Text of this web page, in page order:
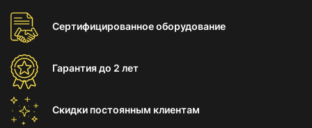
Сертифицированноеоборудование
Гарантиядо 2 лет
Скидки постоянным клиентам